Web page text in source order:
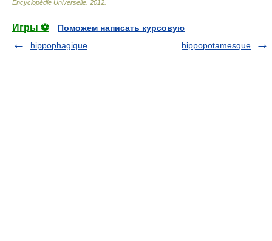
Encyclopédie Universelle 2012
Игры ⚽
Поможем написать курсовую
hippophagique
hippopotamesque